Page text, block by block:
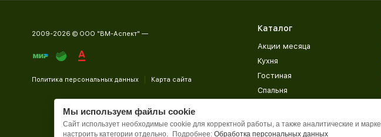
2009-2026 © ООО "ВМ-Аспект" —
Политика персональных данных Карта сайта
Каталог
Акции месяца
Кухня
Гостиная
Спальня
Прихожая
Мы используем файлы cookie
Сайт использует необходимые cookie для корректной работы, а также аналитические и
настроить категории отдельно.
Подробнее: Обработка персональных данных